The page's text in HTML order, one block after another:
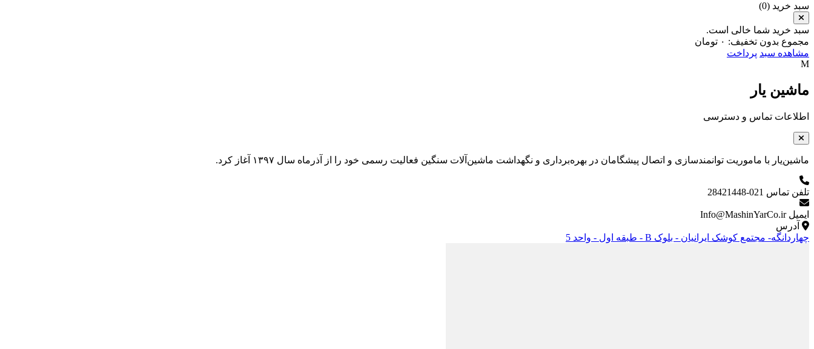
سبد خرید (0
)
سبد خرید شما خالی است.
مجموع بدون تخفیف: ۰ تومان
مشاهده سبد پرداخت
M
ماشین یار
اطلاعات تماس و دسترسی
ماشین‌یار با ماموریت توانمندسازی و اتصال پیشگامان در بهره‌برداری و نگهداشت ماشین‌آلات سنگین فعالیت رسمی خود را از آذرماه سال ۱۳۹۷ آغاز کرد.
تلفن تماس 021-28421448
ایمیل Info@MashinYarCo.ir
آدرس
چهاردانگه- مجتمع کوشک ایرانیان - بلوک B - طبقه اول - واحد 5